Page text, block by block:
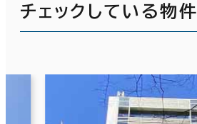
チェックしている物件